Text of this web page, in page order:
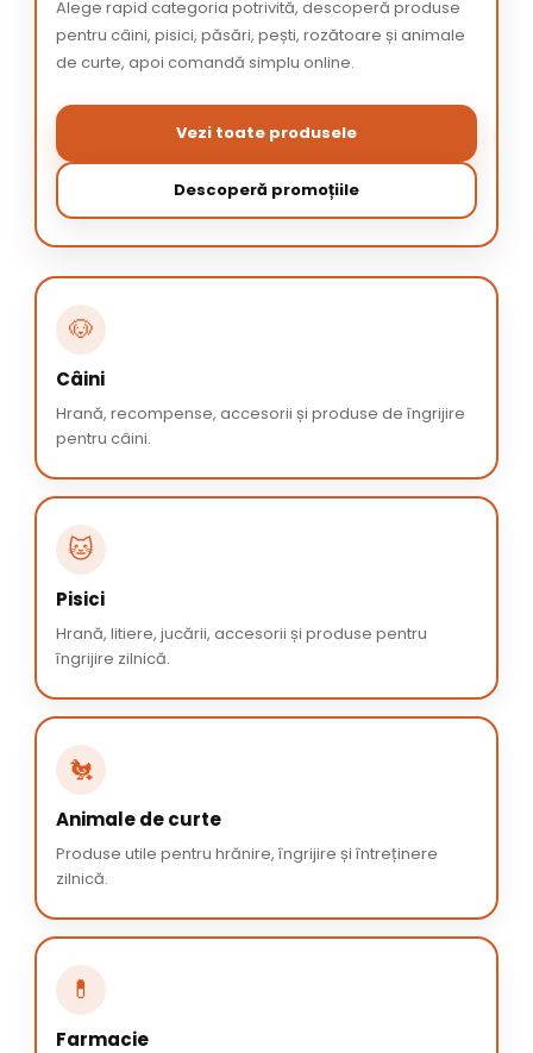
Alege rapid categoria potrivită, descoperă produse
pentru câini, pisici, păsări, pești, rozătoare și animale
de curte, apoi comandă simplu online.
Vezi toate produsele
Descoperă promoțiile
🐶
Câini
Hrană, recompense, accesorii și produse de îngrijire
pentru câini.
🐱
Pisici
Hrană, litiere, jucării, accesorii și produse pentru
îngrijire zilnică.
🐔
Animale de curte
Produse utile pentru hrănire, îngrijire și întreținere
zilnică.
💊
Farmacie